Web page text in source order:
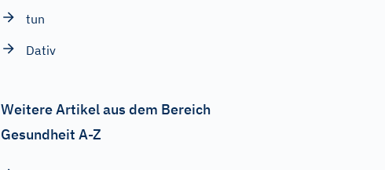
tun
Dativ
Weitere Artikel aus dem Bereich
Gesundheit A-Z